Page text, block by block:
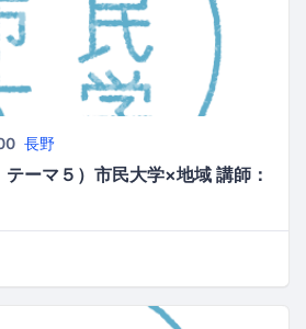
長野
ーマ５）市民大学×地域 講師：